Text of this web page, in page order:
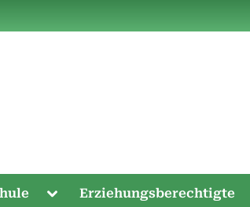
ToggleErziehungsberechtigte